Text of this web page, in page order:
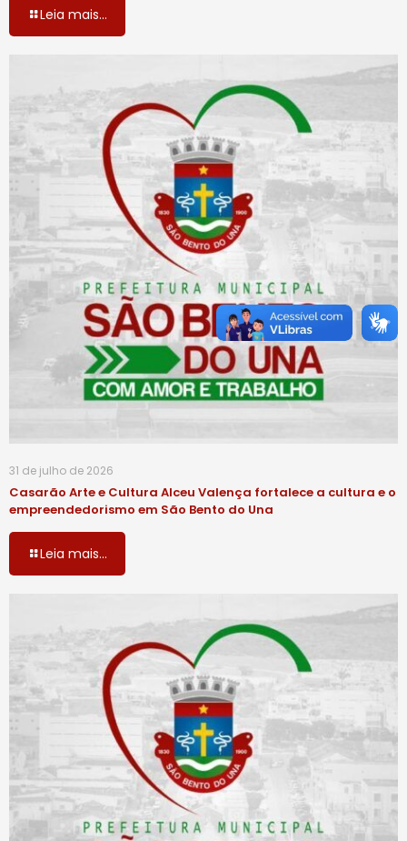
Leia mais...
31 de julho de 2026
Casarão Arte e Cultura Alceu Valença fortalece a cultura e o
empreendedorismo em São Bento do Una
Leia mais...